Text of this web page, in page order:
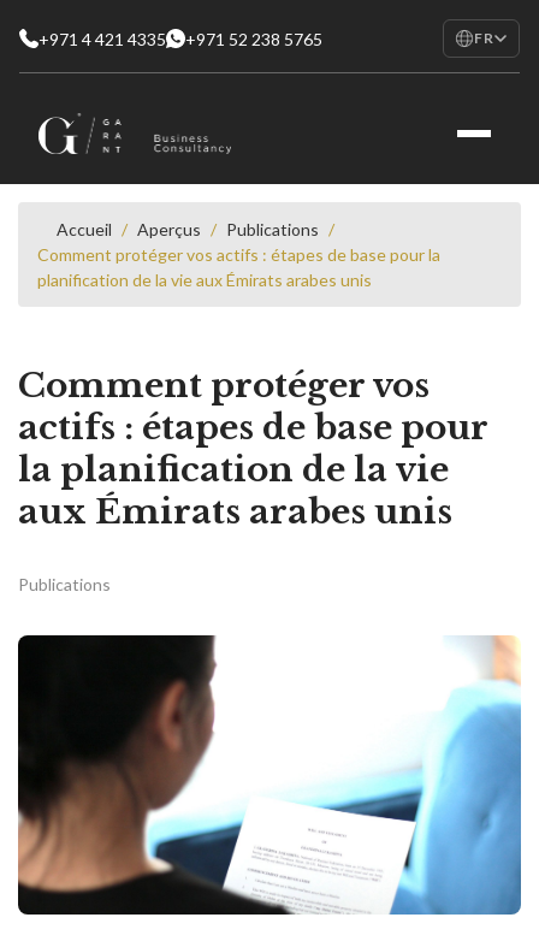
+971 4 421 4335 +971 52 238 5765 FR
AR
العربية
Accueil / Aperçus / Publications /
Comment protéger vos actifs : étapes de base pour la
planification de la vie aux Émirats arabes unis
Comment protéger vos
actifs : étapes de base pour
la planification de la vie
aux Émirats arabes unis
Publications